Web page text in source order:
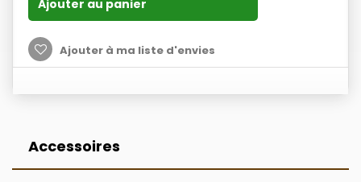
Ajouter au panier
Ajouter à ma liste d'envies
Accessoires